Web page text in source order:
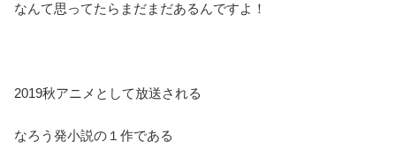
なんて思ってたらまだまだあるんですよ！
2019秋アニメとして放送される
なろう発小説の１作である